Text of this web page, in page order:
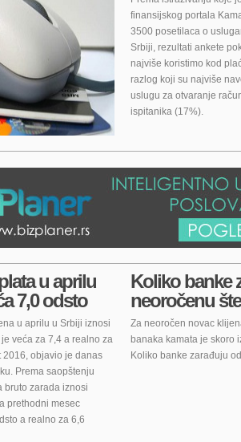
finansijskog portala
3500 posetilaca o
Srbiji, rezultati ankete
najviše koristimo kod
razlog koji su najviše
uslugu za otvaranje
ispitanika (17%).
u aprilu
7,0 odsto
u aprilu u Srbiji iznosi
veća za 7,4 a realno za
2016, objavio je danas
Prema saopštenju
bruto zarada iznosi
prethodni mesec
a realno za 6,6
Koliko banke
neoročenu
Za neoročen novac
banaka kamata je skoro
Koliko banke zarađuju